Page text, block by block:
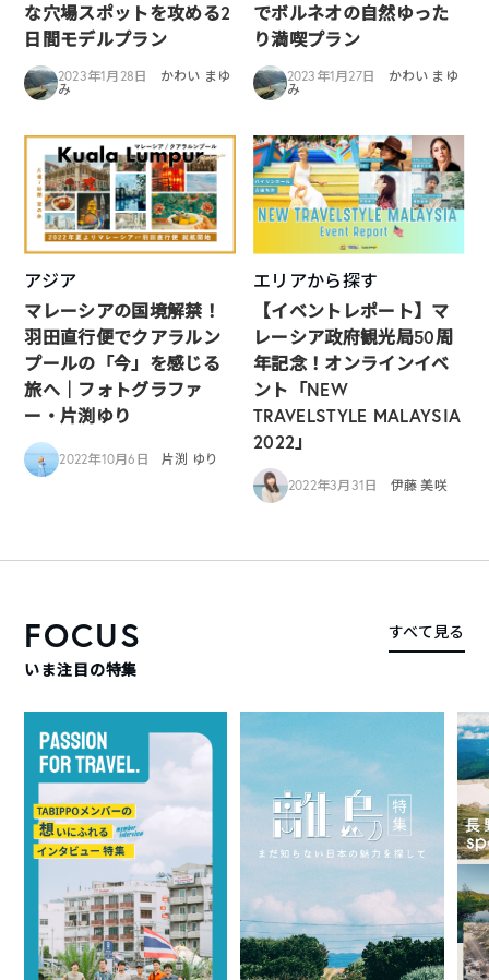
な穴場スポットを攻める2
日間モデルプラン
2023年1月28日
かわい まゆ
み
でボルネオの自然ゆった
り満喫プラン
2023年1月27日
かわい まゆ
み
アジア
マレーシアの国境解禁！
羽田直行便でクアラルン
プールの「今」を感じる
旅へ｜フォトグラファ
ー・片渕ゆり
2022年10月6日 片渕 ゆり
エリアから探す
【イベントレポート】マ
レーシア政府観光局50周
年記念！オンラインイベ
ント「NEW
TRAVELSTYLE MALAYSIA
2022」
2022年3月31日 伊藤 美咲
FOCUS
いま注目の特集
すべて見る